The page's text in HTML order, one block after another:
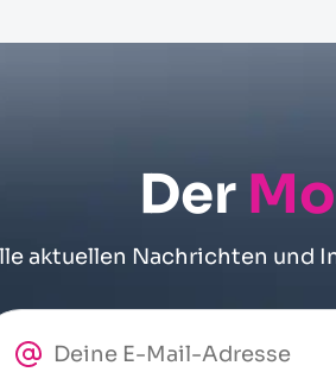
Der
aktuellen Nachrichten und